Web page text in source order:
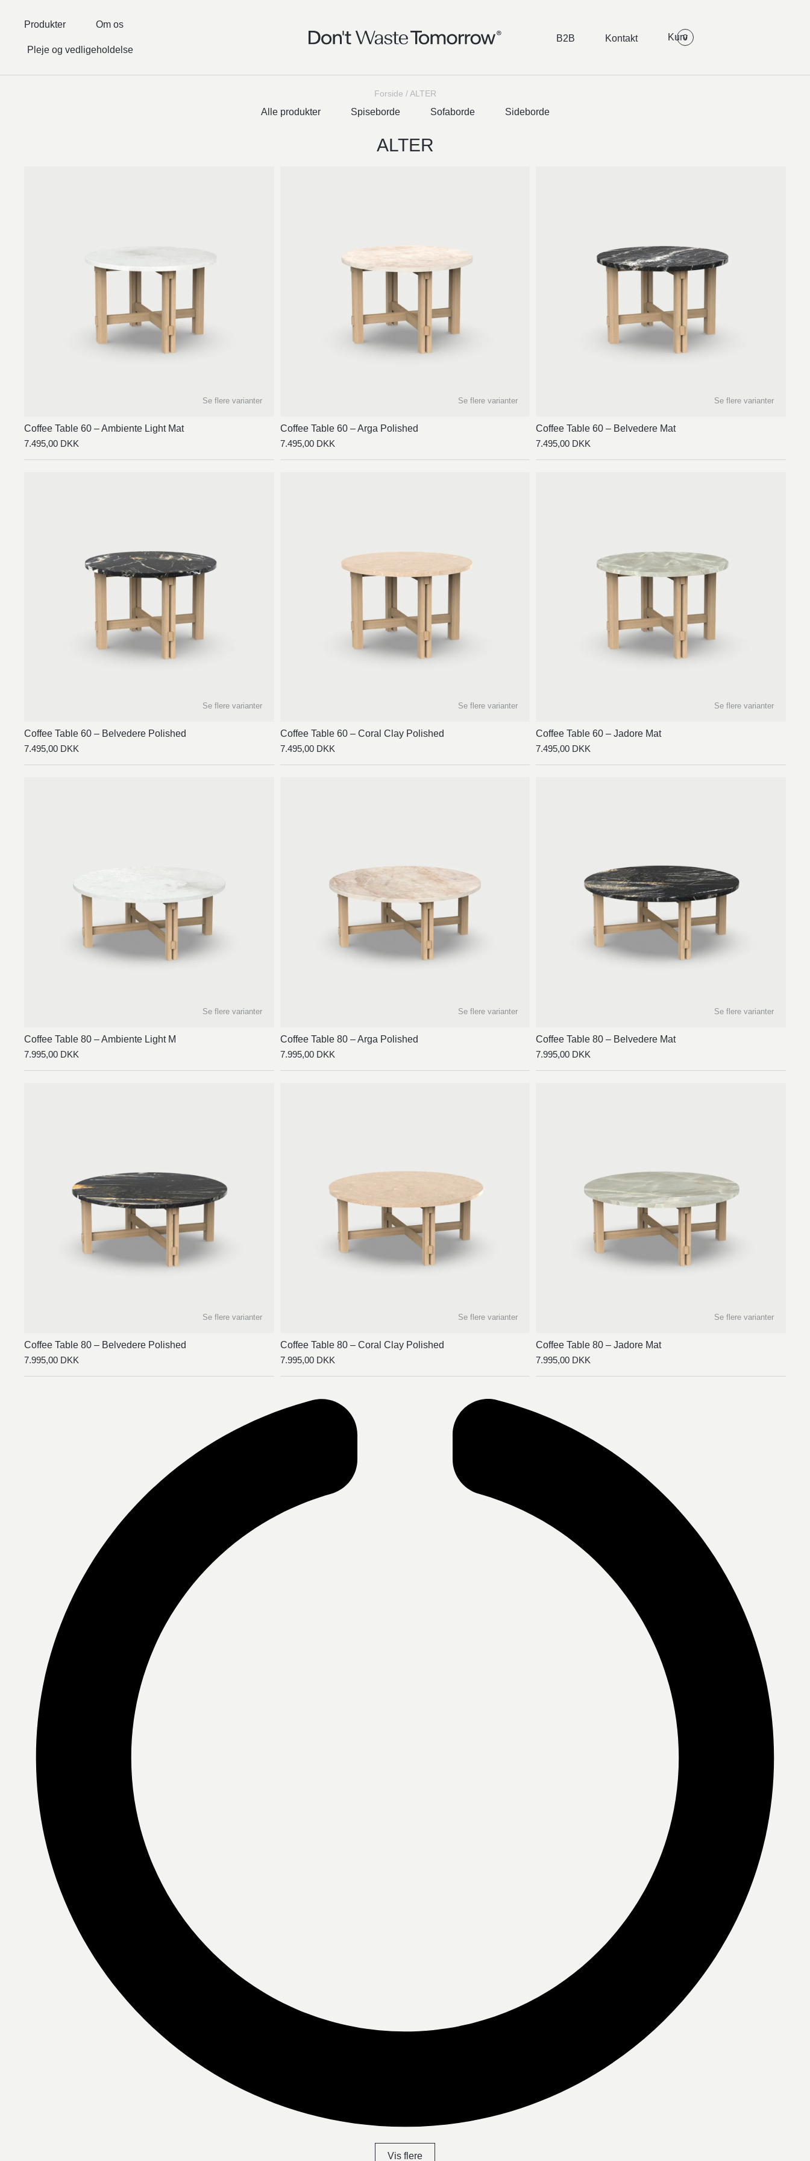
Produkter Om os
Pleje og vedligeholdelse
B2B Kontakt 0
Forside /ALTER
Alle produkter Spiseborde Sofaborde Sideborde
ALTER
Se flere varianter
Coffee Table 60 – Ambiente Light Mat
7.495,00 DKK
Se flere varianter
Coffee Table 60 – Arga Polished
7.495,00 DKK
Se flere varianter
Coffee Table 60 – Belvedere Mat
7.495,00 DKK
Se flere varianter
Coffee Table 60 – Belvedere Polished
7.495,00 DKK
Se flere varianter
Coffee Table 60 – Coral Clay Polished
7.495,00 DKK
Se flere varianter
Coffee Table 60 – Jadore Mat
7.495,00 DKK
Se flere varianter
Coffee Table 80 – Ambiente Light M
7.995,00 DKK
Se flere varianter
Coffee Table 80 – Arga Polished
7.995,00 DKK
Se flere varianter
Coffee Table 80 – Belvedere Mat
7.995,00 DKK
Se flere varianter
Coffee Table 80 – Belvedere Polished
7.995,00 DKK
Se flere varianter
Coffee Table 80 – Coral Clay Polished
7.995,00 DKK
Se flere varianter
Coffee Table 80 – Jadore Mat
7.995,00 DKK
Vis flere